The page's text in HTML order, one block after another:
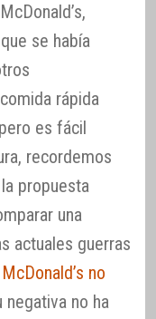
se había
rápida
es fácil
recordemos
propuesta
una
actuales guerras
McDonald’s no
negativa no ha